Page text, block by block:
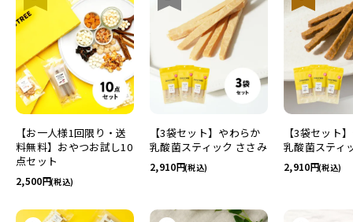
ドッグフード トッピング
ソフトスティック ジャーキー
【お一人様1回限り・送
料無料】おやつお試し10
点セット
2,500 (税込)
【3袋セット】やわらか
乳酸菌スティック ささみ
2,910 (税込)
【3袋セット
乳酸菌スティ
2,910 (税込)